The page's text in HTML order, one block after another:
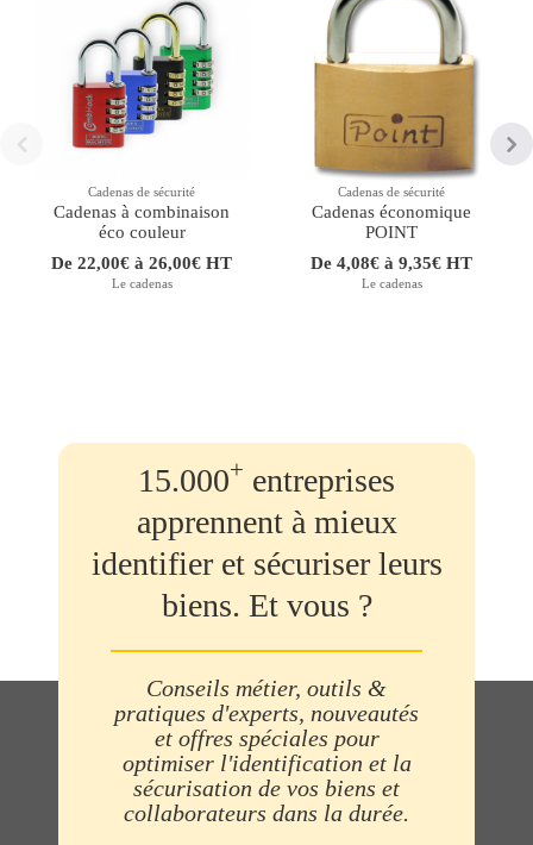
Cadenas de sécurité
Cadenas à combinaison
éco couleur
De 22,00€ à 26,00€ HT
Le cadenas
Cadenas de sécurité
Cadenas économique
POINT
De 4,08€ à 9,35€ HT
Le cadenas
15.000+ entreprises
apprennent à mieux
identifier et sécuriser leurs
biens. Et vous ?
Conseils métier, outils &
pratiques d'experts, nouveautés
et offres spéciales pour
optimiser l'identification et la
sécurisation de vos biens et
collaborateurs dans la durée.